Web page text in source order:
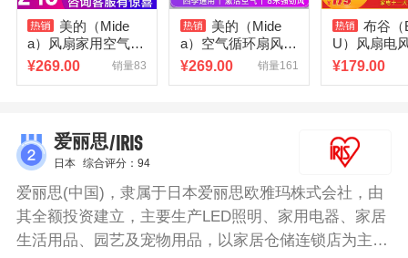
美的（Mide
a）风扇家用空气循
环扇/涡轮扇/电风
¥269.00 销量83
美的（Mide
a）空气循环扇风扇
台式电风扇落地扇
¥269.00 销量161
布谷（
U）风扇电
的电风扇落
¥179.00
爱丽思/IRIS
日本 综合评分：94
爱丽思(中国)，隶属于日本爱丽思欧雅玛株式会社，由
其全额投资建立，主要生产LED照明、家用电器、家居
生活用品、园艺及宠物用品，以家居仓储连锁店为主进